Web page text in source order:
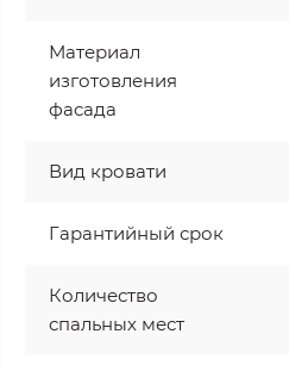
Материал
изготовления
фасада
Вид кровати
Гарантийный срок
Количество
спальных мест